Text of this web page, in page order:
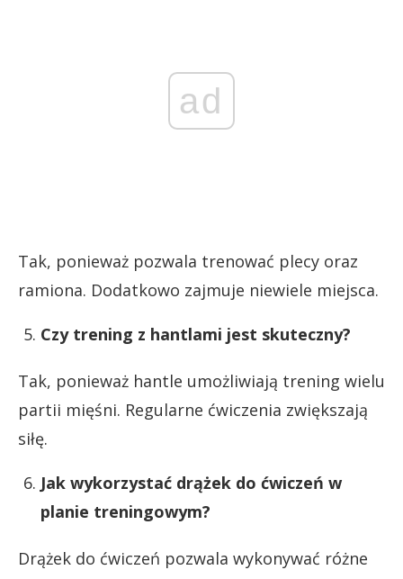
ad
Tak, ponieważ pozwala trenować plecy oraz
ramiona. Dodatkowo zajmuje niewiele miejsca.
Czy trening z hantlami jest skuteczny?
Tak, ponieważ hantle umożliwiają trening wielu
partii mięśni. Regularne ćwiczenia zwiększają
siłę.
Jak wykorzystać drążek do ćwiczeń w
planie treningowym?
Drążek do ćwiczeń pozwala wykonywać różne